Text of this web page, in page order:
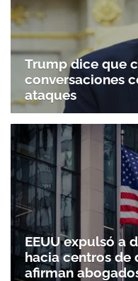
Trump dice que
conversaciones
ataques
EEUU expulsó a
hacia centros de
afirman